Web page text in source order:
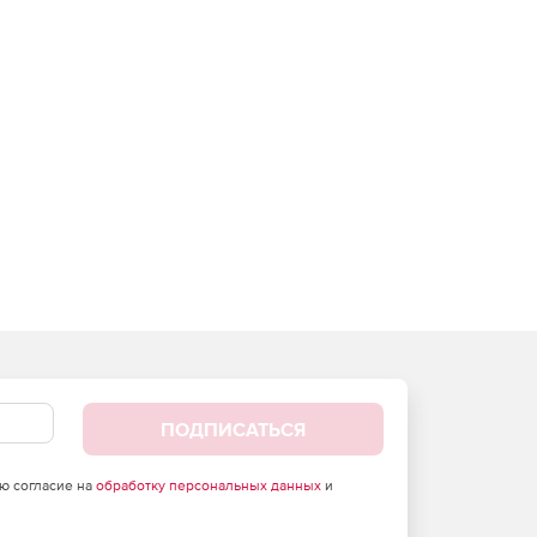
ПОДПИСАТЬСЯ
согласие на обработку персональных данныхи